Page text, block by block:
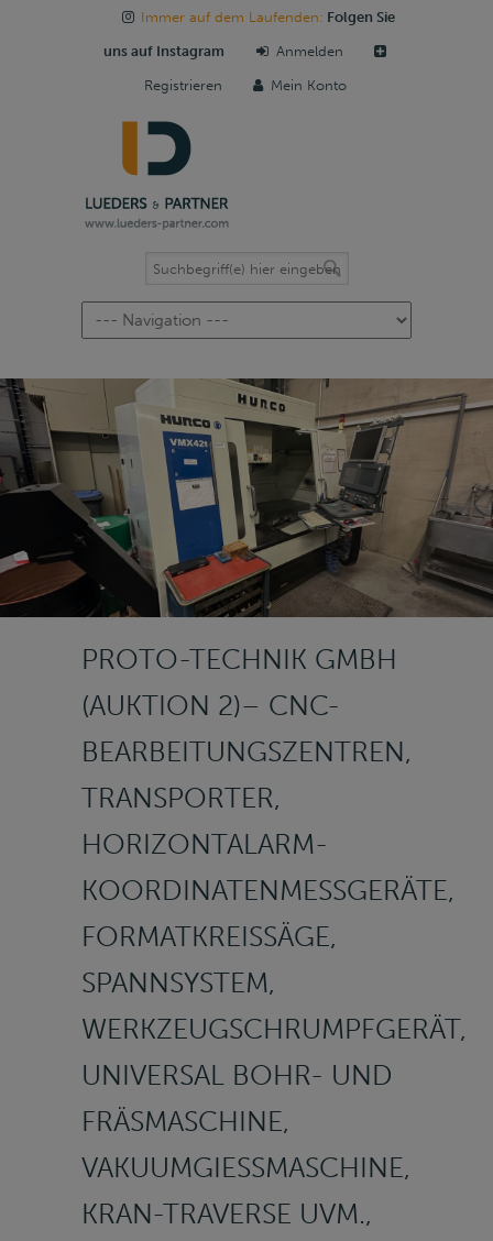
Immer auf dem Laufenden: Folgen Sie
uns auf Instagram Anmelden
Registrieren Mein Konto
Navigation
PROTO-TECHNIK GMBH
(AUKTION 2)– CNC-
BEARBEITUNGSZENTREN,
TRANSPORTER,
HORIZONTALARM-
KOORDINATENMESSGERÄTE,
FORMATKREISSÄGE,
SPANNSYSTEM,
WERKZEUGSCHRUMPFGERÄT,
UNIVERSAL BOHR- UND
FRÄSMASCHINE,
VAKUUMGIESSMASCHINE, K
RAN-TRAVERSE UVM., C